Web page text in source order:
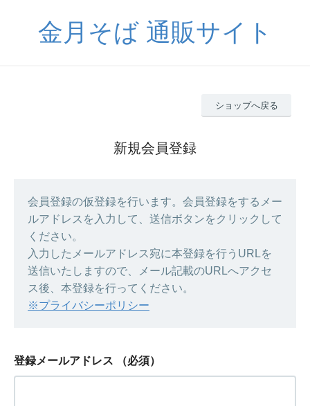
金月そば 通販サイト
ショップへ戻る
新規会員登録
会員登録の仮登録を行います。会員登録をするメー
ルアドレスを入力して、送信ボタンをクリックして
ください。
入力したメールアドレス宛に本登録を行うURLを
送信いたしますので、メール記載のURLへアクセ
ス後、本登録を行ってください。
※プライバシーポリシー
登録メールアドレス （必須）